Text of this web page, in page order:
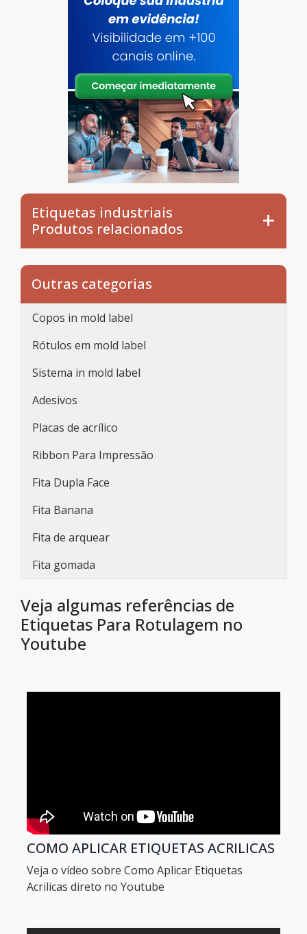
Etiquetas industriais
Produtos relacionados
Outras categorias
Copos in mold label
Rótulos em mold label
Sistema in mold label
Adesivos
Placas de acrílico
Ribbon Para Impressão
Fita Dupla Face
Fita Banana
Fita de arquear
Fita gomada
Veja algumas referências de
Etiquetas Para Rotulagem no
Youtube
COMO APLICAR ETIQUETAS ACRILICAS
Veja o vídeo sobre Como Aplicar Etiquetas
Acrilicas direto no Youtube